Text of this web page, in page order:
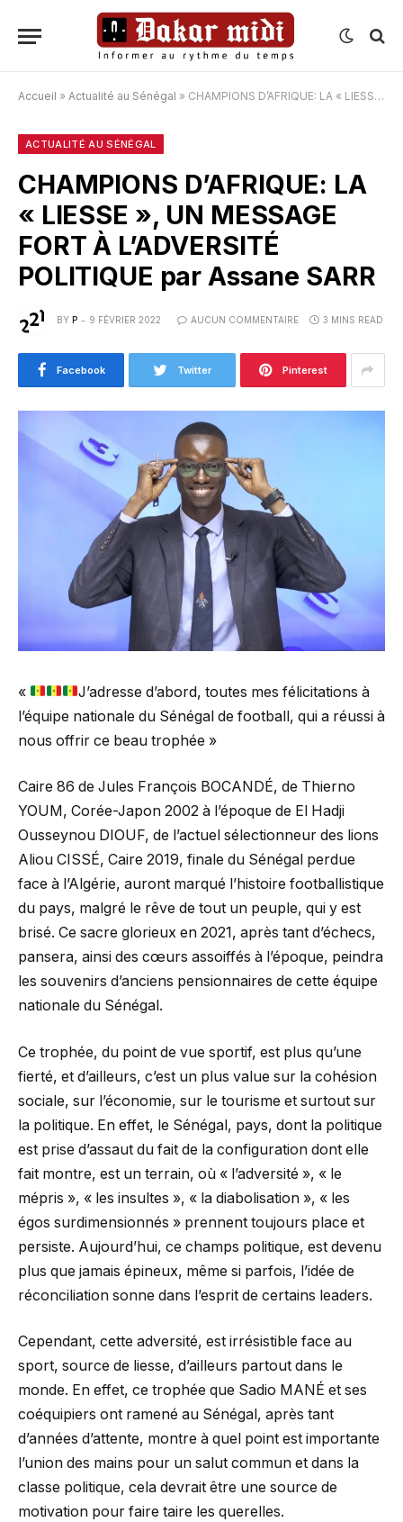
Accueil » Actualité au Sénégal » CHAMPIONS D’AFRIQUE: LA « LIESSE », UN MESSAGE FORT À L’ADVERSITÉ POLITIQUE par Assane SARR
ACTUALITÉ AU SÉNÉGAL
CHAMPIONS D’AFRIQUE: LA
« LIESSE », UN MESSAGE
FORT À L’ADVERSITÉ
POLITIQUE par Assane SARR
BY P 9 FÉVRIER 2022 AUCUN COMMENTAIRE 3 MINS READ
Facebook Twitter Pinterest
«
J’adresse d’abord, toutes mes félicitations à
l’équipe nationale du Sénégal de football, qui a réussi à
nous offrir ce beau trophée »
Caire 86 de Jules François BOCANDÉ, de Thierno
YOUM, Corée-Japon 2002 à l’époque de El Hadji
Ousseynou DIOUF, de l’actuel sélectionneur des lions
Aliou CISSÉ, Caire 2019, finale du Sénégal perdue
face à l’Algérie, auront marqué l’histoire footballistique
du pays, malgré le rêve de tout un peuple, qui y est
brisé. Ce sacre glorieux en 2021, après tant d’échecs,
pansera, ainsi des cœurs assoiffés à l’époque, peindra
les souvenirs d’anciens pensionnaires de cette équipe
nationale du Sénégal.
Ce trophée, du point de vue sportif, est plus qu’une
fierté, et d’ailleurs, c’est un plus value sur la cohésion
sociale, sur l’économie, sur le tourisme et surtout sur
la politique. En effet, le Sénégal, pays, dont la politique
est prise d’assaut du fait de la configuration dont elle
fait montre, est un terrain, où « l’adversité », « le
mépris », « les insultes », « la diabolisation », « les
égos surdimensionnés » prennent toujours place et
persiste. Aujourd’hui, ce champs politique, est devenu
plus que jamais épineux, même si parfois, l’idée de
réconciliation sonne dans l’esprit de certains leaders.
Cependant, cette adversité, est irrésistible face au
sport, source de liesse, d’ailleurs partout dans le
monde. En effet, ce trophée que Sadio MANÉ et ses
coéquipiers ont ramené au Sénégal, après tant
d’années d’attente, montre à quel point est importante
l’union des mains pour un salut commun et dans la
classe politique, cela devrait être une source de
motivation pour faire taire les querelles.